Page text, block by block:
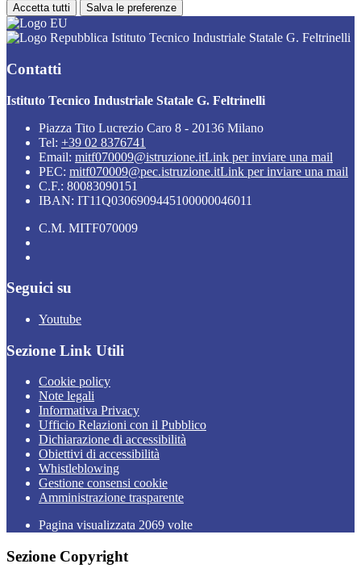
Accetta tutti Salva le preferenze
Istituto Tecnico Industriale Statale G. Feltrinelli
Contatti
Istituto Tecnico Industriale Statale G. Feltrinelli
Piazza Tito Lucrezio Caro 8 - 20136 Milano
Tel: +39 02 8376741
Email: mitf070009@istruzione.itLink per inviare una mail
PEC: mitf070009@pec.istruzione.itLink per inviare una mail
C.F.: 80083090151
IBAN: IT11Q0306909445100000046011
C.M. MITF070009
Seguici su
Youtube
Sezione Link Utili
Cookie policy
Note legali
Informativa Privacy
Ufficio Relazioni con il Pubblico
Dichiarazione di accessibilità
Obiettivi di accessibilità
Whistleblowing
Gestione consensi cookie
Amministrazione trasparente
Pagina visualizzata 2069 volte
Sezione Copyright